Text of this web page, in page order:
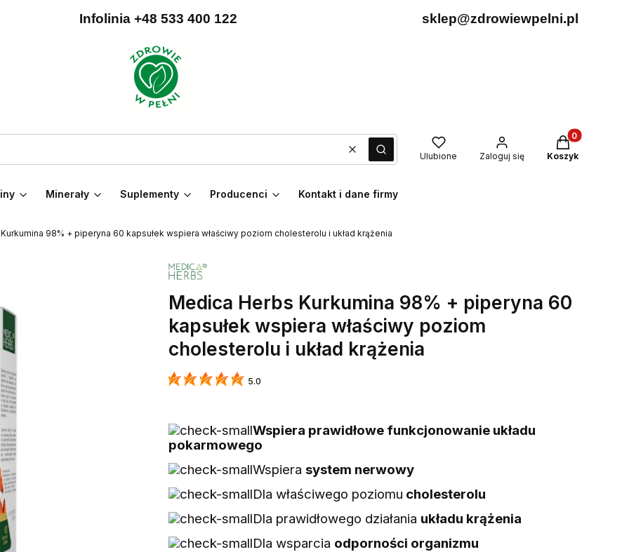
Infolinia +48 533 400 122 sklep@zdrowiewpelni.pl
WyczyśćSzukaj Ulubione Zaloguj się
Produkty w
Koszyk
Minerały Suplementy Producenci Kontakt i dane firmy
98% + piperyna 60 kapsułek wspiera właściwy poziom cholesterolu i układ krążenia
Medica Herbs Kurkumina 98% + piperyna 60
kapsułek wspiera właściwy poziom
cholesterolu i układ krążenia
5.0
Wspiera prawidłowe funkcjonowanie układu
pokarmowego
Wspiera system nerwowy
Dla właściwego poziomu cholesterolu
Dla prawidłowego działania układu krążenia
Dla wsparcia odporności organizmu